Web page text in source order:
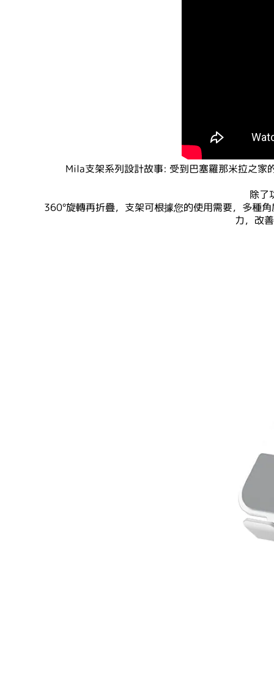
Mila支架系列設計故事: 受到巴塞羅那米拉之家
除了
360°旋轉再折疊，支架可根據您的使用需要，多種
力，改